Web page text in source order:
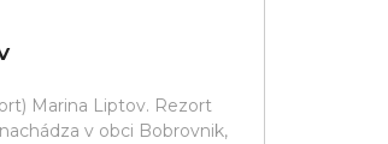
Marina Liptov. Rezort
v obci Bobrovnik,